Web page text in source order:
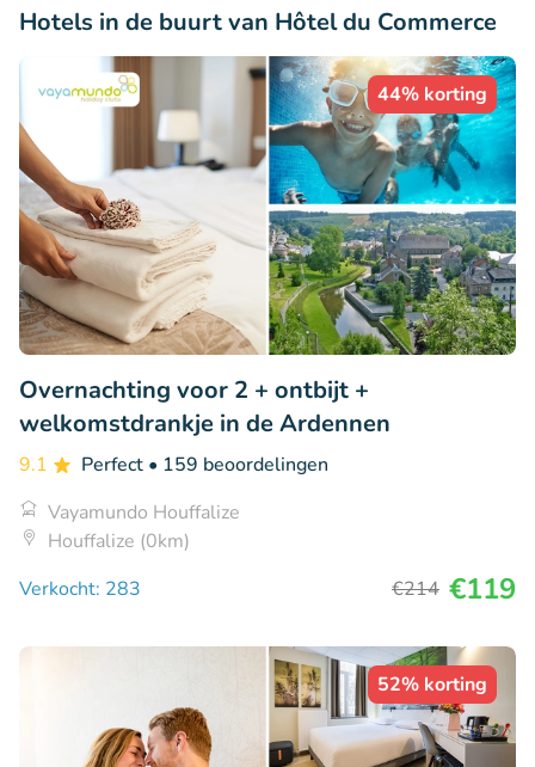
Hotels in de buurt van Hôtel du Commerce
44% korting
Overnachting voor 2 + ontbijt +
welkomstdrankje in de Ardennen
9.1 Perfect • 159 beoordelingen
Vayamundo Houffalize
Houffalize (0km)
Verkocht: 283
€214 €119
52% korting